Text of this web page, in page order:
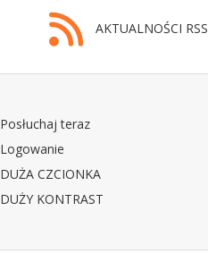
AKTUALNOŚCI RSS
Posłuchaj teraz
Logowanie
DUŻA CZCIONKA
DUŻY KONTRAST